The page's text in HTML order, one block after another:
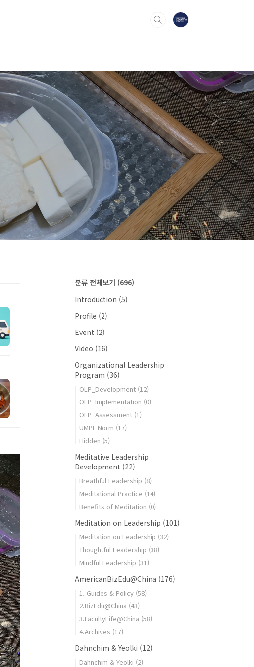
분류 전체보기 (696)
Introduction (5)
Profile (2)
Event (2)
Video (16)
Organizational Leadership
Program (36)
OLP_Development (12)
OLP_Implementation (0)
OLP_Assessment (1)
UMPI_Norm (17)
Hidden (5)
Meditative Leadership
Development (22)
Breathful Leadership (8)
Meditational Practice (14)
Benefits of Meditation (0)
Meditation on Leadership (101)
Meditation on Leadership (32)
Thoughtful Leadership (38)
Mindful Leadership (31)
AmericanBizEdu@China (176)
1. Guides & Policy (58)
2.BizEdu@China (43)
3.FacultyLife@China (58)
4.Archives (17)
Dahnchim & Yeolki (12)
Dahnchim & Yeolki (2)